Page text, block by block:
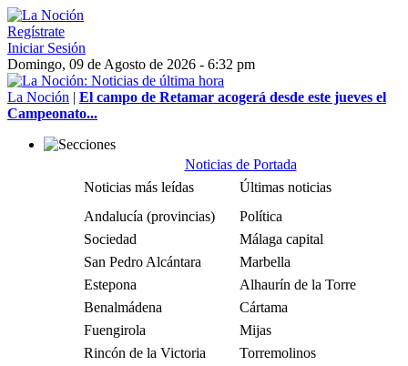
Regístrate
Iniciar Sesión
Domingo, 09 de Agosto de 2026 - 6:32 pm
La Noción | El campo de Retamar acogerá desde este jueves el
Campeonato...
Noticias de Portada
Noticias más leídas
Últimas noticias
Andalucía (provincias)
Política
Sociedad
Málaga capital
San Pedro Alcántara
Marbella
Estepona
Alhaurín de la Torre
Benalmádena
Cártama
Fuengirola
Mijas
Rincón de la Victoria
Torremolinos